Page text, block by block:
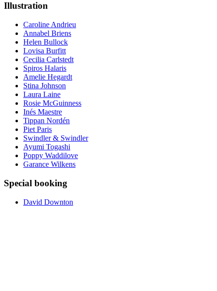
Illustration
Caroline Andrieu
Annabel Briens
Helen Bullock
Lovisa Burfitt
Cecilia Carlstedt
Spiros Halaris
Amelie Hegardt
Stina Johnson
Laura Laine
Rosie McGuinness
Inés Maestre
Tippan Nordén
Piet Paris
Swindler & Swindler
Ayumi Togashi
Poppy Waddilove
Garance Wilkens
Special booking
David Downton